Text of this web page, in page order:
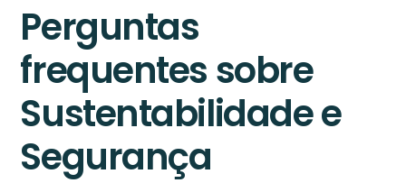
Perguntas
frequentes sobre
Sustentabilidade e
Segurança